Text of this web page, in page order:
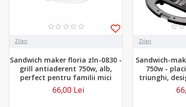
Zilan
Sandwich maker floria zln-0830 -
grill antiaderent 750w, alb,
perfect pentru familii mici
66,00 Lei
Zilan
Sandwich-
750w -
triunghi,